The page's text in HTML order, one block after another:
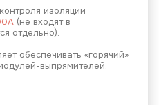
изоляции
(не входят в
отдельно).
обеспечивать «горячий»
выпрямителей.